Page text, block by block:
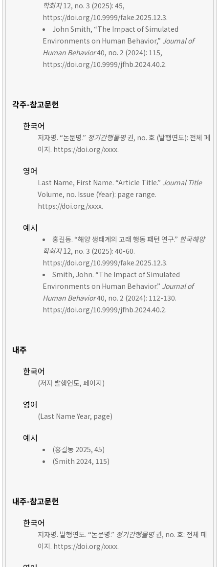
학회지12, no. 3 (2025): 45,
https://doi.org/10.9999/fake.2025.12.3.
John Smith, “The Impact of Simulated
Environments on Human Behavior,” Journal of
Human Behavior40, no. 2 (2024): 115,
https://doi.org/10.9999/jfhb.2024.40.2.
각주-참고문헌
한국어
저자명. “논문명.” 정기간행물명권, no. 호 (발행연도): 전체 페
이지. https://doi.org/xxxx.
영어
Last Name, First Name. “Article Title.” Journal Title
Volume, no. Issue (Year): page range.
https://doi.org/xxxx.
예시
홍길동. “해양 생태계의 고래 행동 패턴 연구.” 한국해양
학회지12, no. 3 (2025): 40-60.
https://doi.org/10.9999/fake.2025.12.3.
Smith, John. “The Impact of Simulated
Environments on Human Behavior.” Journal of
Human Behavior40, no. 2 (2024): 112-130.
https://doi.org/10.9999/jfhb.2024.40.2.
내주
한국어
(저자 발행연도, 페이지)
영어
(Last Name Year, page)
예시
(홍길동 2025, 45)
(Smith 2024, 115)
내주-참고문헌
한국어
저자명. 발행연도. “논문명.” 정기간행물명권, no. 호: 전체 페
이지. https://doi.org/xxxx.